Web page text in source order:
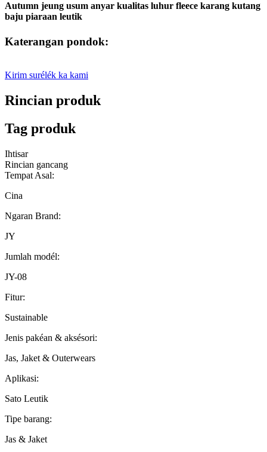
Autumn jeung usum anyar kualitas luhur fleece karang kutang
baju piaraan leutik
Katerangan pondok:
Kirim surélék ka kami
Rincian produk
Tag produk
Ihtisar
Rincian gancang
Tempat Asal:
Cina
Ngaran Brand:
JY
Jumlah modél:
JY-08
Fitur:
Sustainable
Jenis pakéan & aksésori:
Jas, Jaket & Outerwears
Aplikasi:
Sato Leutik
Tipe barang:
Jas & Jaket